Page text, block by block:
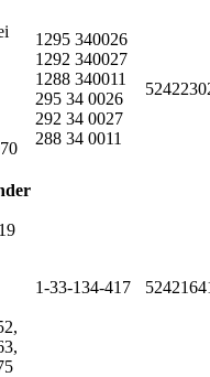
1295 340026
1292 340027
1288 340011
295 34 0026
292 34 0027
288 34 0011
1-33-134-417